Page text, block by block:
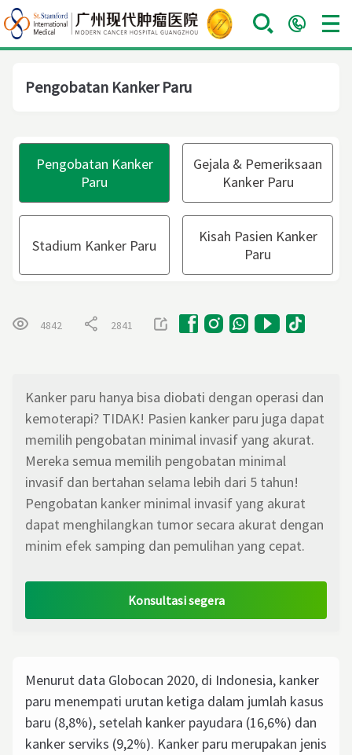
Pengobatan Kanker Paru
Pengobatan Kanker
Paru
Gejala & Pemeriksaan
Kanker Paru
Stadium Kanker Paru
Kisah Pasien Kanker
Paru
4842 2841
Kanker paru hanya bisa diobati dengan operasi dan
kemoterapi? TIDAK! Pasien kanker paru juga dapat
memilih pengobatan minimal invasif yang akurat.
Mereka semua memilih pengobatan minimal
invasif dan bertahan selama lebih dari 5 tahun!
Pengobatan kanker minimal invasif yang akurat
dapat menghilangkan tumor secara akurat dengan
minim efek samping dan pemulihan yang cepat.
Konsultasi segera
Menurut data Globocan 2020, di Indonesia, kanker
paru menempati urutan ketiga dalam jumlah kasus
baru (8,8%), setelah kanker payudara (16,6%) dan
kanker serviks (9,2%). Kanker paru merupakan jenis